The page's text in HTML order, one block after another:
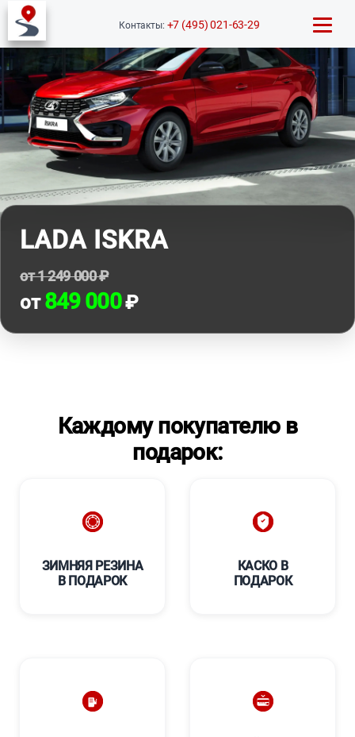
LADA ISKRA
от 1 249 000 ₽
от849 000₽
Контакты: +7 (495) 021-63-29
Каждому покупателю в
подарок:
ЗИМНЯЯ РЕЗИНА
В ПОДАРОК
КАСКО В
ПОДАРОК
****